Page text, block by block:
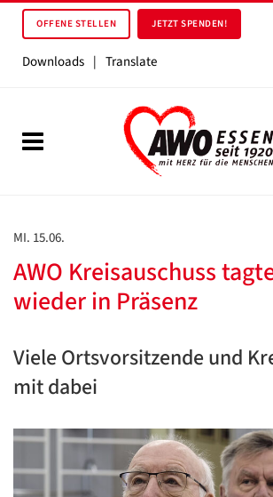
OFFENE STELLEN JETZT SPENDEN!
Downloads | Translate
MI. 15.06.
AWO Kreisauschuss
wieder in Präsenz
Viele Ortsvorsitzende und
mit dabei